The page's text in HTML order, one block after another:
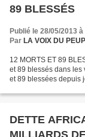
89 BLESSÉS
Publié le 28/05/2013
Par LA VOIX DU
12 MORTS ET 89
et 89 blessés dans les
et 89 blessées depuis
DETTE
MILLIARDS